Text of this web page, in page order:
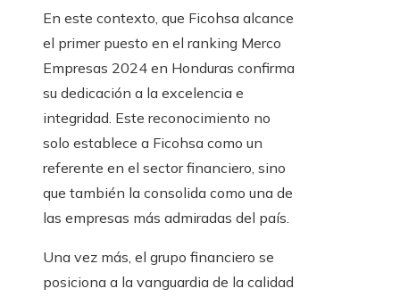
En este contexto, que Ficohsa alcance
el primer puesto en el ranking Merco
Empresas 2024 en Honduras confirma
su dedicación a la excelencia e
integridad. Este reconocimiento no
solo establece a Ficohsa como un
referente en el sector financiero, sino
que también la consolida como una de
las empresas más admiradas del país.
Una vez más, el grupo financiero se
posiciona a la vanguardia de la calidad